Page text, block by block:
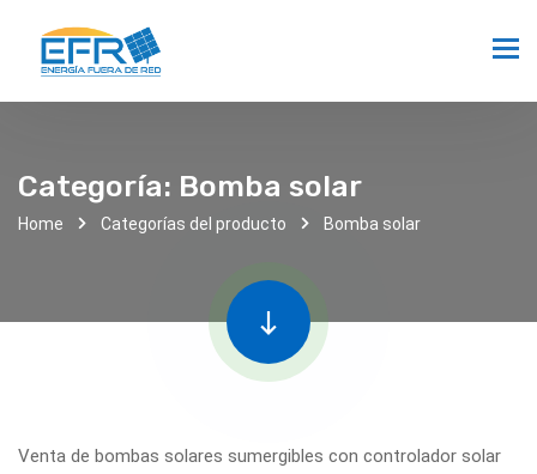
Categoría: Bomba solar
Home Categorías del producto Bomba solar
Venta de bombas solares sumergibles con controlador solar